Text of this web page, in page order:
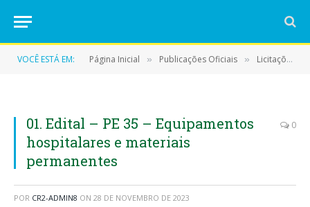
VOCÊ ESTÁ EM: Página Inicial » Publicações Oficiais » Licitações
01. Edital – PE 35 – Equipamentos
hospitalares e materiais
permanentes
0
POR CR2-ADMIN8 ON 28 DE NOVEMBRO DE 2023